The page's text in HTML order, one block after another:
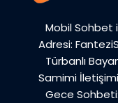
Mobil Sohbet
Adresi:
Türbanlı
Samimi
Gece